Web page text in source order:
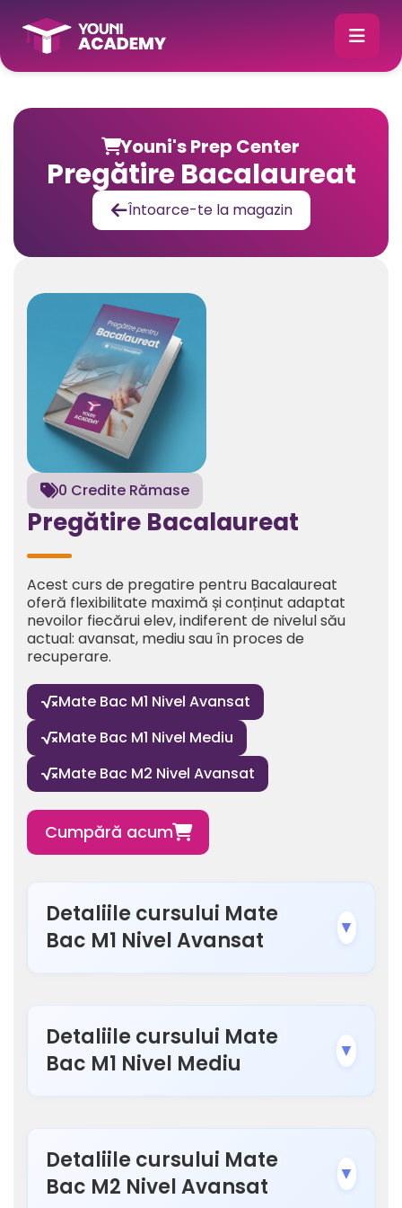
Youni's Prep Center
Pregătire Bacalaureat
Întoarce-te la magazin
Pregătire Bacalaureat
0 Credite Rămase
Acest curs de pregatire pentru Bacalaureat
oferă flexibilitate maximă și conținut adaptat
nevoilor fiecărui elev, indiferent de nivelul său
actual: avansat, mediu sau în proces de
recuperare.
Mate Bac M1 Nivel Avansat
Mate Bac M1 Nivel Mediu
Mate Bac M2 Nivel Avansat
Cumpără acum
Detaliile cursului Mate
Bac M1 Nivel Avansat
▼
Detaliile cursului Mate
Bac M1 Nivel Mediu
▼
Detaliile cursului Mate
Bac M2 Nivel Avansat
▼